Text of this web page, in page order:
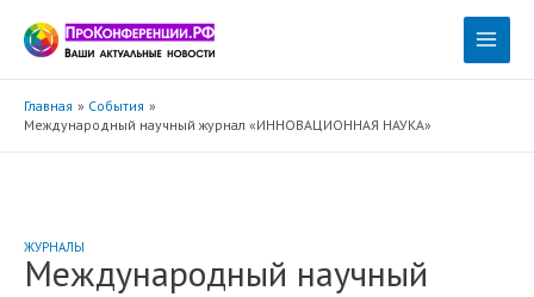
содержимому
Main
Главная
События
Международный научный журнал «ИННОВАЦИОННАЯ НАУКА»
ЖУРНАЛЫ
Международный научный